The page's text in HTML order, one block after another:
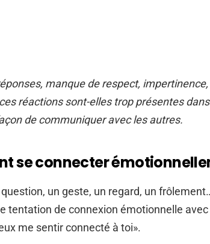
manque de respect,
réactions sont-elles trop présentes
de communiquer avec les autres.
se connecter
un geste, un regard, un
tentation de connexion émotionnelle
me sentir connecté à toi».